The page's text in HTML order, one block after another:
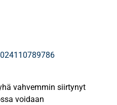
vahvemmin siirtynyt
voidaan